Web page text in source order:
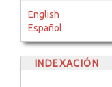
English
Español
INDEXACIÓN